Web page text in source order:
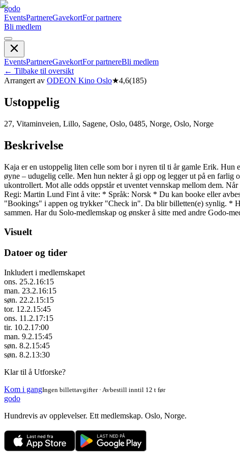
godo
EventsPartnereGavekortFor partnere
Bli medlem
EventsPartnereGavekortFor partnereBli medlem
← Tilbake til oversikt
Arrangert av ODEON Kino Oslo★4,6(185)
Ustoppelig
27, Vitaminveien, Lillo, Sagene, Oslo, 0485, Norge, Oslo, Norge
Beskrivelse
Kaja er en ustoppelig liten celle som bor i nyren til ti år gamle Erik. Hun
øyne – udugelig celle. Men hun nekter å gi opp og legger ut på en farlig
ukontrollert. Mot alle odds oppstår et uventet vennskap mellom dem.
Regi: Martin Lund Fint å vite: * Språk: Norsk * Du kan booke eller
"Bookings" i appen og trykker "Check in". Da blir billetten(e) synlig. *
sammen. Har du Solo-medlemskap og ønsker å sitte med andre Godo-
Visuelt
Datoer og tider
Inkludert i medlemskapet
ons. 25.2.16:15
man. 23.2.16:15
søn. 22.2.15:15
tor. 12.2.15:45
ons. 11.2.17:15
tir. 10.2.17:00
man. 9.2.15:45
søn. 8.2.15:45
søn. 8.2.13:30
Klar til å Utforske?
Kom i gangIngen billettavgifter · Avbestill inntil 12 t før
godo
Hundrevis av opplevelser. Ett medlemskap. Oslo, Norge.